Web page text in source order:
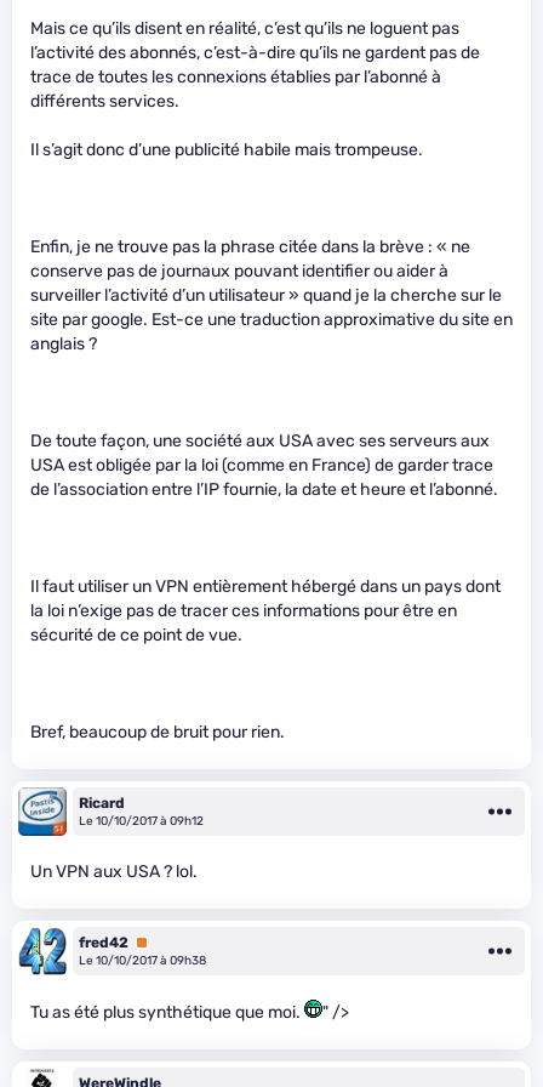
Mais ce qu’ils disent en réalité, c’est qu’ils ne loguent pas
l’activité des abonnés, c’est-à-dire qu’ils ne gardent pas de
trace de toutes les connexions établies par l’abonné à
différents services.
Il s’agit donc d’une publicité habile mais trompeuse.
Enfin, je ne trouve pas la phrase citée dans la brève : « ne
conserve pas de journaux pouvant identifier ou aider à
surveiller l’activité d’un utilisateur » quand je la cherche sur le
site par google. Est-ce une traduction approximative du site en
anglais ?
De toute façon, une société aux USA avec ses serveurs aux
USA est obligée par la loi (comme en France) de garder trace
de l’association entre l’IP fournie, la date et heure et l’abonné.
Il faut utiliser un VPN entièrement hébergé dans un pays dont
la loi n’exige pas de tracer ces informations pour être en
sécurité de ce point de vue.
Bref, beaucoup de bruit pour rien.
Ricard
Le 10/10/2017 à 09h12
Un VPN aux USA ? lol.
fred42 Premium
Le 10/10/2017 à 09h38
Tu as été plus synthétique que moi. " />
WereWindle